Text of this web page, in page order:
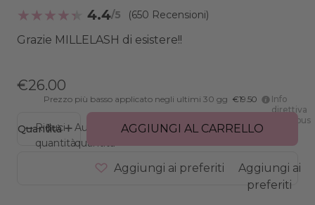
4.4 (650 Recensioni)
Grazie MILLELASH di esistere!!
€26.00
Prezzo più basso applicato negli ultimi 30 gg €19.50
Info
direttiva
Omnibus
Riduci
quantità
Quantità
Aumenta
quantità
AGGIUNGI AL CARRELLO
Aggiungi ai preferiti
Aggiungi ai
preferiti